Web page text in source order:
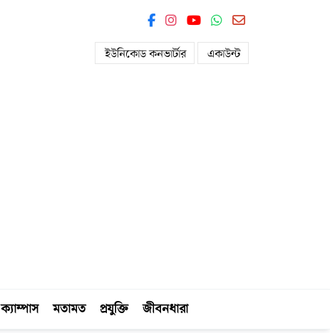
ইউনিকোড কনভার্টার একাউন্ট
ক্যাম্পাস মতামত প্রযুক্তি জীবনধারা